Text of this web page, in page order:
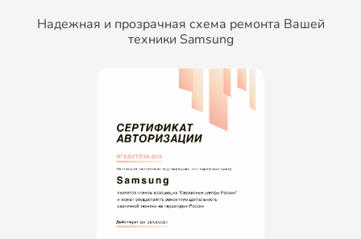
Надежная и прозрачная схема ремонта Вашей
техники Samsung